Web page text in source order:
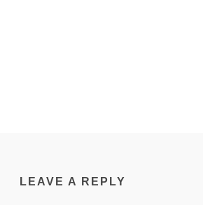
LEAVE A REPLY